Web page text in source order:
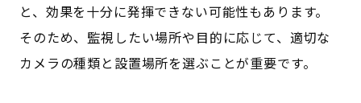
と、効果を十分に発揮できない可能性もあります。
そのため、監視したい場所や目的に応じて、適切な
カメラの種類と設置場所を選ぶことが重要です。